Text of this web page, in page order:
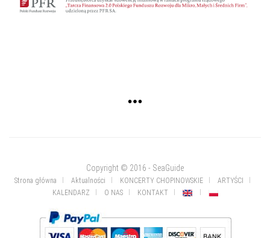
Copyright © 2016 - SeaGuide
Strona główna Aktualności KONCERTY CHOPINOWSKIE
ARTYŚCI
KALENDARZ
O NAS KONTAKT